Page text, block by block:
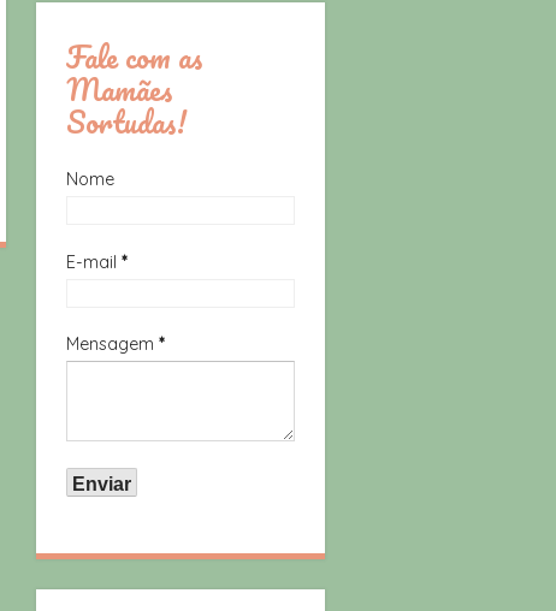
Fale com as
Mamães
Sortudas!
Nome
E-mail *
Mensagem *